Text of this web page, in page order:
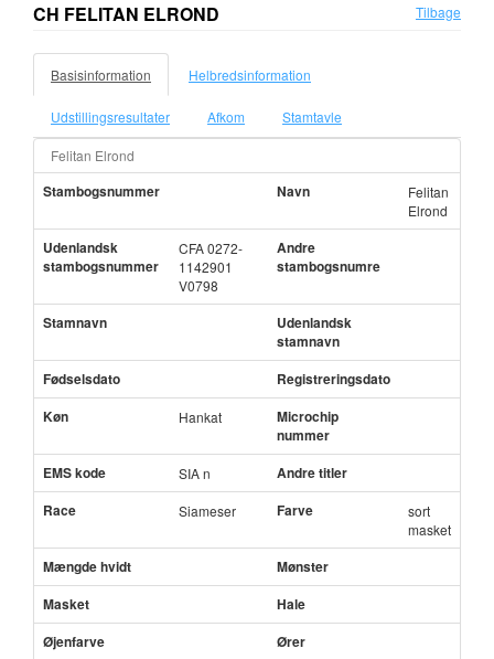
CH FELITAN ELROND Tilbage
Basisinformation Helbredsinformation
Udstillingsresultater Afkom Stamtavle
Felitan Elrond
Stambogsnummer Navn
Felitan
Elrond
Udenlandsk
stambogsnummer
CFA 0272-
1142901
V0798
Andre
stambogsnumre
Stamnavn
Udenlandsk
stamnavn
Fødselsdato
Registreringsdato
Køn
Hankat
Microchip
nummer
EMS kode
SIA n
Andre titler
Race
Siameser Farve
sort
masket
Mængde hvidt
Mønster
Masket
Hale
Øjenfarve
Ører